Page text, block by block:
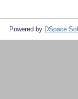
Powered by DSpace